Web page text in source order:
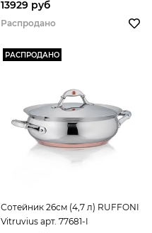
13929 руб
Распродано
РАСПРОДАНО
Сотейник 26см (4,7 л) RUFFONI
Vitruvius арт. 77681-I